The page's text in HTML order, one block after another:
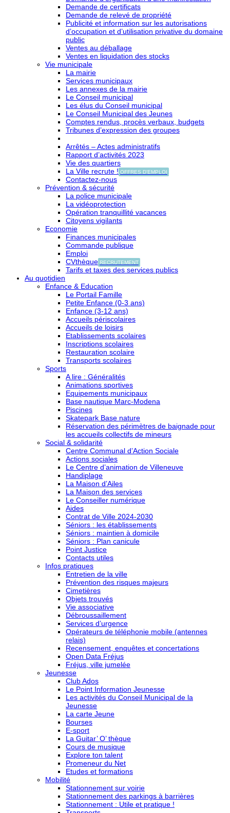
Demande de certificats
Demande de relevé de propriété
Publicité et information sur les autorisations
d’occupation et d’utilisation privative du domaine
public
Ventes au déballage
Ventes en liquidation des stocks
Vie municipale
La mairie
Services municipaux
Les annexes de la mairie
Le Conseil municipal
Les élus du Conseil municipal
Le Conseil Municipal des Jeunes
Comptes rendus, procès verbaux, budgets
Tribunes d’expression des groupes
Arrêtés – Actes administratifs
Rapport d’activités 2023
Vie des quartiers
La Ville recrute ! OFFRES D'EMPLOI
Contactez-nous
Prévention & sécurité
La police municipale
La vidéoprotection
Opération tranquillité vacances
Citoyens vigilants
Economie
Finances municipales
Commande publique
Emploi
CVthèque RECRUTEMENT
Tarifs et taxes des services publics
Au quotidien
Enfance & Education
Le Portail Famille
Petite Enfance (0-3 ans)
Enfance (3-12 ans)
Accueils périscolaires
Accueils de loisirs
Etablissements scolaires
Inscriptions scolaires
Restauration scolaire
Transports scolaires
Sports
A lire : Généralités
Animations sportives
Equipements municipaux
Base nautique Marc-Modena
Piscines
Skatepark Base nature
Réservation des périmètres de baignade pour
les accueils collectifs de mineurs
Social & solidarité
Centre Communal d’Action Sociale
Actions sociales
Le Centre d’animation de Villeneuve
Handiplage
La Maison d’Ailes
La Maison des services
Le Conseiller numérique
Aides
Contrat de Ville 2024-2030
Séniors : les établissements
Séniors : maintien à domicile
Séniors : Plan canicule
Point Justice
Contacts utiles
Infos pratiques
Entretien de la ville
Prévention des risques majeurs
Cimetières
Objets trouvés
Vie associative
Débroussaillement
Services d’urgence
Opérateurs de téléphonie mobile (antennes
relais)
Recensement, enquêtes et concertations
Open Data Fréjus
Fréjus, ville jumelée
Jeunesse
Club Ados
Le Point Information Jeunesse
Les activités du Conseil Municipal de la
Jeunesse
La carte Jeune
Bourses
E-sport
La Guitar’ O’ thèque
Cours de musique
Explore ton talent
Promeneur du Net
Etudes et formations
Mobilité
Stationnement sur voirie
Stationnement des parkings à barrières
Stationnement : Utile et pratique !